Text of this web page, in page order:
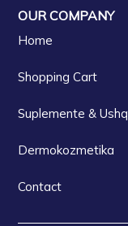
OUR COMPANY
Home
Shopping Cart
Suplemente &
Dermokozmetika
Contact